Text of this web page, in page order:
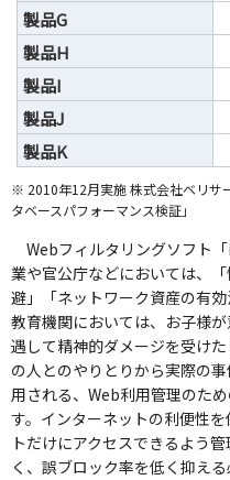
製品G
製品H
製品I
製品J
製品K
※ 2010年12月実施 株式会社ベリサ
タベースパフォーマンス検証」
Webフィルタリングソフト
業や官公庁などにおいては、
避」「ネットワーク資産の有
教育機関においては、お子様
遇して精神的ダメージを受け
の人とのやりとりから実際の
用される、Web利用管理のた
す。インターネットの利便性
トだけにアクセスできるよう
く、誤ブロック率を低く抑える